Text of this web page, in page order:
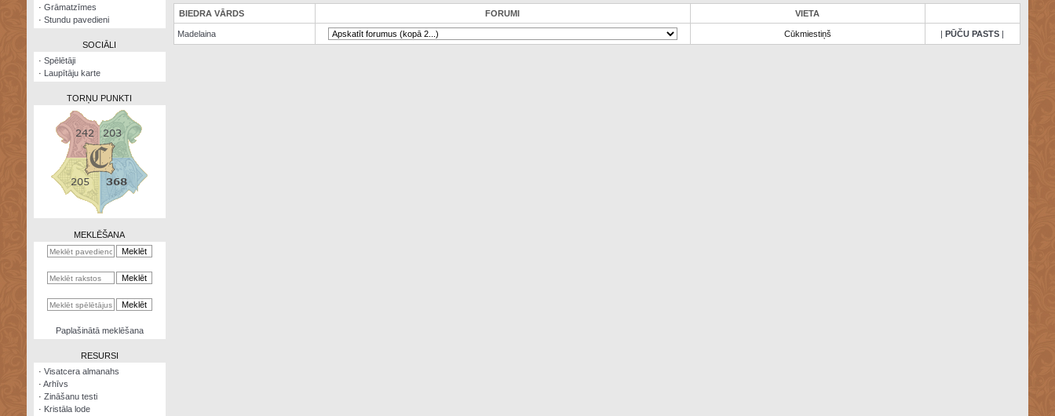
kalkulators
· Grāmatzīmes
· Stundu pavedieni
SOCIĀLI
· Spēlētāji
· Laupītāju karte
TORŅU PUNKTI
MEKLĒŠANA
Paplašinātā meklēšana
RESURSI
· Visatcera almanahs
· Arhīvs
· Zināšanu testi
· Kristāla lode
BIEDRA VĀRDS FORUMI VIETA
Madelaina Cūkmiestiņš |PŪČU PASTS |